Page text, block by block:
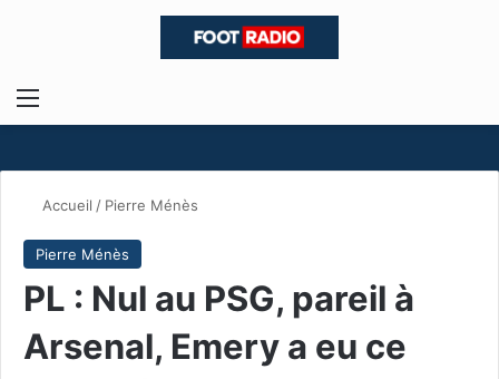
Menu
Accueil / Pierre Ménès
Pierre Ménès
PL : Nul au PSG, pareil à
Arsenal, Emery a eu ce